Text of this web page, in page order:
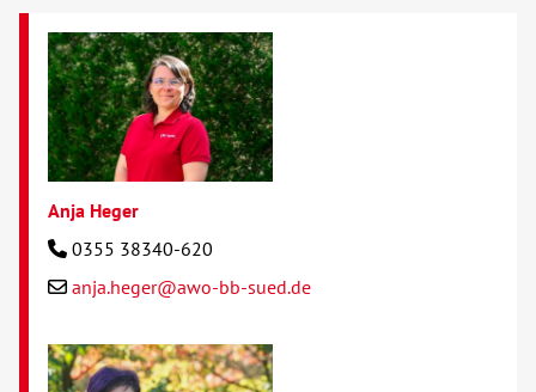
Anja Heger
0355 38340-620
anja.heger@awo-bb-sued.de